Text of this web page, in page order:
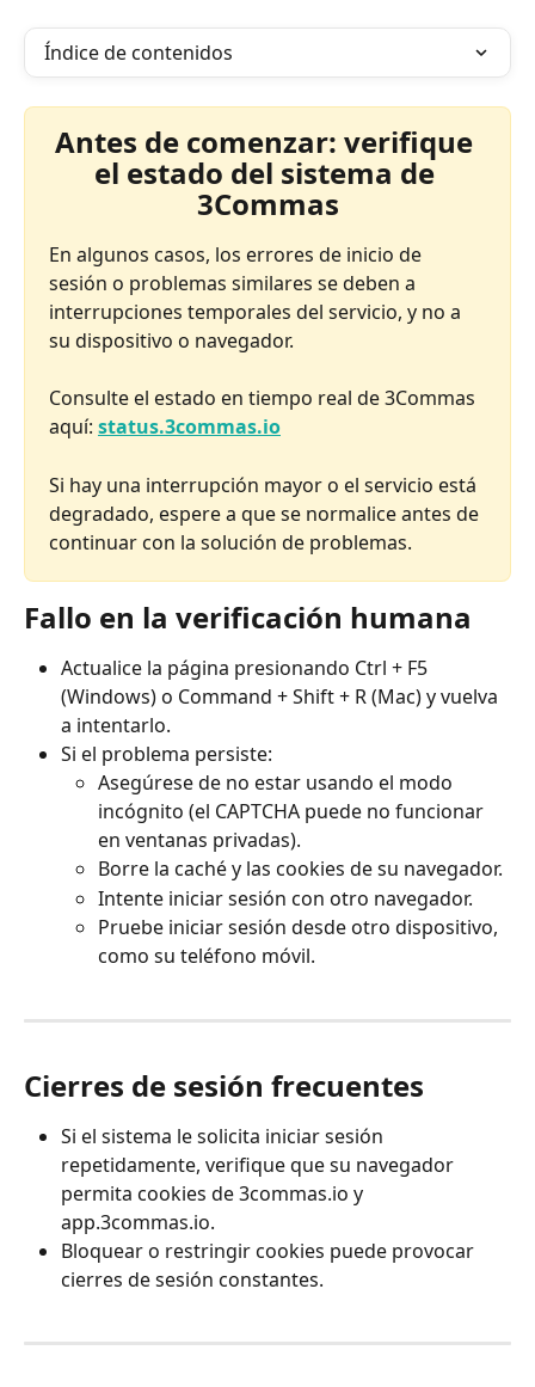
Índice de contenidos
Antes de comenzar: verifique
el estado del sistema de
3Commas
En algunos casos, los errores de inicio de
sesión o problemas similares se deben a
interrupciones temporales del servicio, y no a
su dispositivo o navegador.
Consulte el estado en tiempo real de 3Commas
aquí: status.3commas.io
Si hay una interrupción mayor o el servicio está
degradado, espere a que se normalice antes de
continuar con la solución de problemas.
Fallo en la verificación humana
Actualice la página presionando Ctrl + F5
(Windows) o Command + Shift + R (Mac) y vuelva
a intentarlo.
Si el problema persiste:
Asegúrese de no estar usando el modo
incógnito (el CAPTCHA puede no funcionar
en ventanas privadas).
Borre la caché y las cookies de su navegador.
Intente iniciar sesión con otro navegador.
Pruebe iniciar sesión desde otro dispositivo,
como su teléfono móvil.
Cierres de sesión frecuentes
Si el sistema le solicita iniciar sesión
repetidamente, verifique que su navegador
permita cookies de 3commas.io y
app.3commas.io.
Bloquear o restringir cookies puede provocar
cierres de sesión constantes.